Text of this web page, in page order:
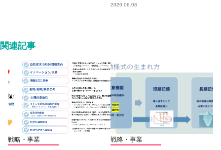
2020.06.03
関連記事
戦略・事業 戦略・事業